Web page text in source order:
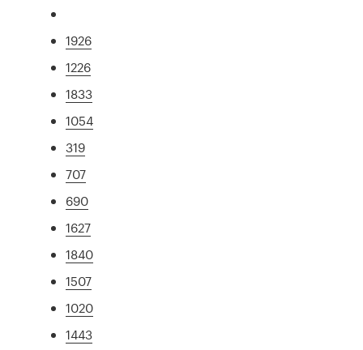
1926
1226
1833
1054
319
707
690
1627
1840
1507
1020
1443